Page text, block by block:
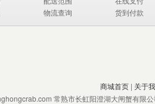
物流查询
货到付款
商城首页 | 关于
常熟市长虹阳澄湖大闸蟹有限